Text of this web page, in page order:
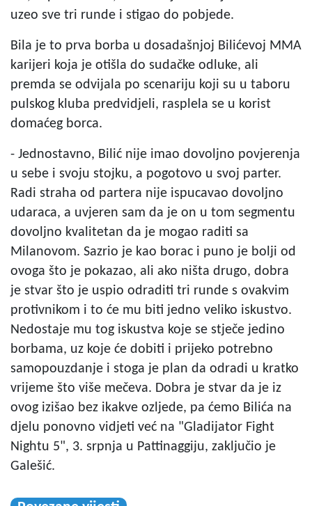
uzeo sve tri runde i stigao do pobjede.
Bila je to prva borba u dosadašnjoj Bilićevoj MMA
karijeri koja je otišla do sudačke odluke, ali
premda se odvijala po scenariju koji su u taboru
pulskog kluba predvidjeli, rasplela se u korist
domaćeg borca.
- Jednostavno, Bilić nije imao dovoljno povjerenja
u sebe i svoju stojku, a pogotovo u svoj parter.
Radi straha od partera nije ispucavao dovoljno
udaraca, a uvjeren sam da je on u tom segmentu
dovoljno kvalitetan da je mogao raditi sa
Milanovom. Sazrio je kao borac i puno je bolji od
ovoga što je pokazao, ali ako ništa drugo, dobra
je stvar što je uspio odraditi tri runde s ovakvim
protivnikom i to će mu biti jedno veliko iskustvo.
Nedostaje mu tog iskustva koje se stječe jedino
borbama, uz koje će dobiti i prijeko potrebno
samopouzdanje i stoga je plan da odradi u kratko
vrijeme što više mečeva. Dobra je stvar da je iz
ovog izišao bez ikakve ozljede, pa ćemo Bilića na
djelu ponovno vidjeti već na "Gladijator Fight
Nightu 5", 3. srpnja u Pattinaggiju, zaključio je
Galešić.